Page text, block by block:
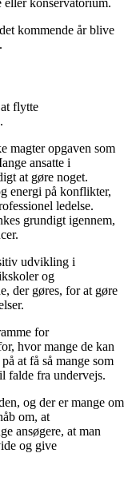
konservatorium.
kommende år blive
flytte
magter opgaven som
ansatte i
at gøre noget.
energi på konflikter,
ledelse.
grundigt igennem,
udvikling i
og
der gøres, for at gøre
for
hvor mange de kan
at få så mange som
falde fra undervejs.
og der er mange om
om, at
ansøgere, at man
og give